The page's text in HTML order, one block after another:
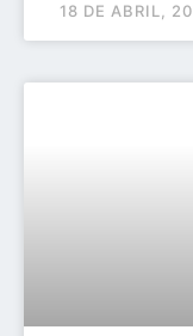
18 DE ABRIL,